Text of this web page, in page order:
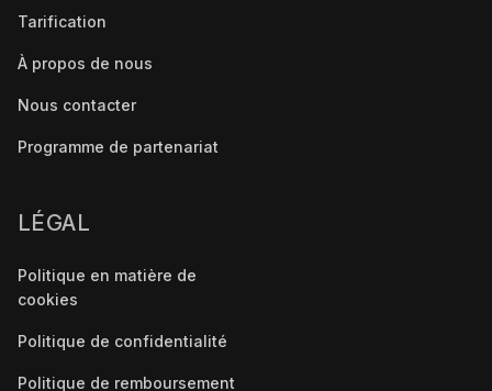
Tarification
À propos de nous
Nous contacter
Programme de partenariat
LÉGAL
Politique en matière de
cookies
Politique de confidentialité
Politique de remboursement